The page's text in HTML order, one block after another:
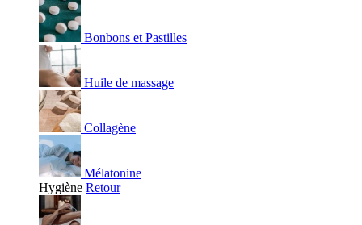
Bonbons et Pastilles
Huile de massage
Collagène
Mélatonine
Hygiène Retour